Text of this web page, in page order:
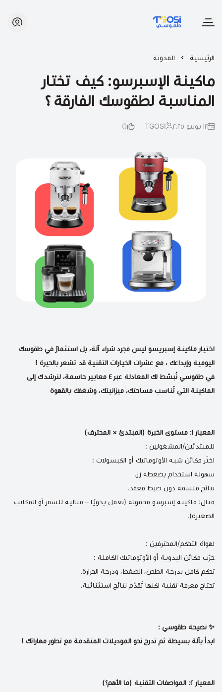
طقوسي | TGOSI
الرئيسية المدونة
ماكينة الإسبرسو: كيف تختار
المناسبة لطقوسك الفارقة ؟
١٢ يونيو ٢٠٢٥ 0
اختيار ماكينة إسبريسو ليس مجرد شراء آلة، بل استثمارٌ في طقوسك
اليومية وإبداعك ، مع عشرات الخيارات التقنية قد تشعر بالحيرة !
في طقوسي نُبسّط لك المعادلة عبر ٤ معايير حاسمة، لنرشدك إلى
الماكينة التي تُناسب مساحتك، ميزانيتك، وشغفك بالقهوة
المعيار ١: مستوى الخبرة (المبتدئ × المحترف)
للمبتدئين/المشغولين :
اختَر مكائن شبه الأوتوماتيك أو الكبسولات :
سهولة استخدام بضغطة زر.
نتائج متسقة دون ضبط معقد.
مثال: ماكينة إسبرسو محمولة (تعمل يدويًا – مثالية للسفر أو المكاتب
الصغيرة).
لهواة التحكم/المحترفين :
جرّب مكائن اليدوية أو الأوتوماتيك الكاملة :
تحكم كامل بدرجة الطحن، الضغط، ودرجة الحرارة.
تحتاج معرفة تقنية لكنها تُقدّم نتائج استثنائية.
✨ نصيحة طقوسي :
ابدأ بآلة بسيطة ثم تدرج نحو الموديلات المتقدمة مع تطور مهاراتك !
المعيار ٢: المواصفات التقنية (ما الأهم؟)